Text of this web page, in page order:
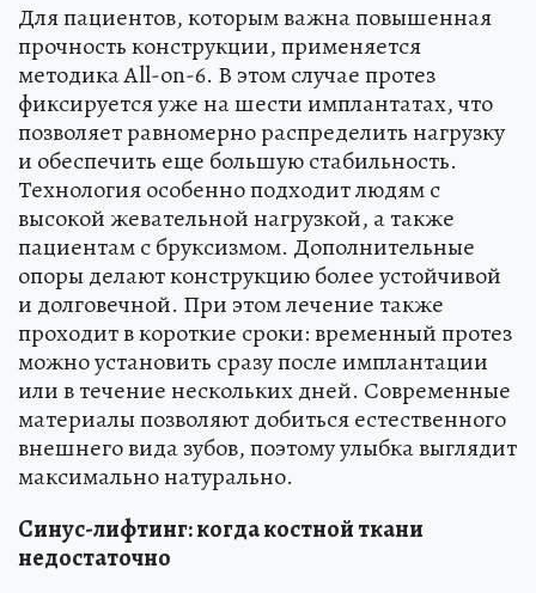
Для пациентов, которым важна повышенная
прочность конструкции, применяется
методика All-on-6. В этом случае протез
фиксируется уже на шести имплантатах, что
позволяет равномерно распределить нагрузку
и обеспечить еще большую стабильность.
Технология особенно подходит людям с
высокой жевательной нагрузкой, а также
пациентам с бруксизмом. Дополнительные
опоры делают конструкцию более устойчивой
и долговечной. При этом лечение также
проходит в короткие сроки: временный протез
можно установить сразу после имплантации
или в течение нескольких дней. Современные
материалы позволяют добиться естественного
внешнего вида зубов, поэтому улыбка выглядит
максимально натурально.
Синус-лифтинг: когда костной ткани
недостаточно